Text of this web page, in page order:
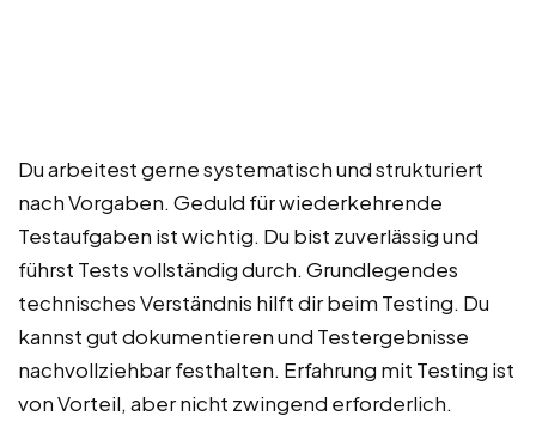
Du arbeitest gerne systematisch und strukturiert
nach Vorgaben. Geduld für wiederkehrende
Testaufgaben ist wichtig. Du bist zuverlässig und
führst Tests vollständig durch. Grundlegendes
technisches Verständnis hilft dir beim Testing. Du
kannst gut dokumentieren und Testergebnisse
nachvollziehbar festhalten. Erfahrung mit Testing ist
von Vorteil, aber nicht zwingend erforderlich.